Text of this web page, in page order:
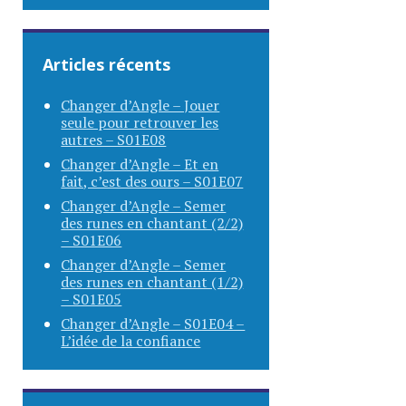
Articles récents
Changer d’Angle – Jouer
seule pour retrouver les
autres – S01E08
Changer d’Angle – Et en
fait, c’est des ours – S01E07
Changer d’Angle – Semer
des runes en chantant (2/2)
– S01E06
Changer d’Angle – Semer
des runes en chantant (1/2)
– S01E05
Changer d’Angle – S01E04 –
L’idée de la confiance